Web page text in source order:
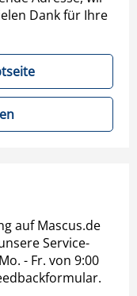
Dank für Ihre
auf Mascus.de
Service-
- Fr. von 9:00